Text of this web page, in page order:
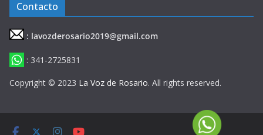
Contacto
: lavozderosario2019@gmail.com
: 341-2725831
Copyright © 2023 La Voz de Rosario. All rights reserved.